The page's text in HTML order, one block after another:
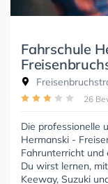
Fahrschule
26
Die professionelle
Hermanski -
Fahrunterricht und
Du wirst lernen,
Keeway, Suzuki